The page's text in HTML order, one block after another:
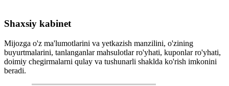
Shaxsiy kabinet
Mijozga o'z ma'lumotlarini va yetkazish manzilini, o'zining
buyurtmalarini, tanlanganlar mahsulotlar ro'yhati, kuponlar ro'yhati,
doimiy chegirmalarni qulay va tushunarli shaklda ko'rish imkonini
beradi.